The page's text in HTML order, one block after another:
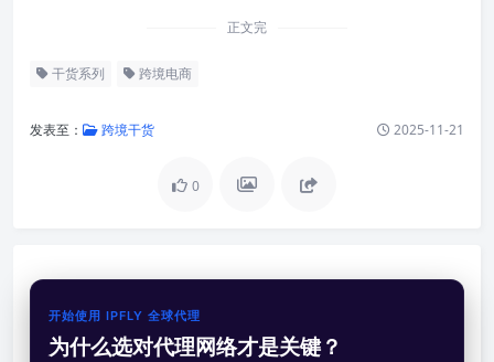
正文完
干货系列 跨境电商
发表至： 跨境干货 2025-11-21
0
开始使用 IPFLY 全球代理
为什么选对代理网络才是关键？